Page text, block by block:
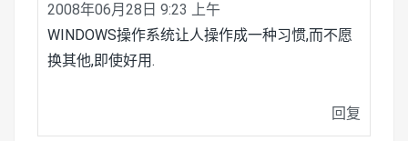
2008年06月28日 9:23 上午
WINDOWS操作系统让人操作成一种习惯,而不愿
换其他,即使好用.
回复